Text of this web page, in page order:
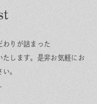
りが詰まった
します。 是非お気軽にお
。